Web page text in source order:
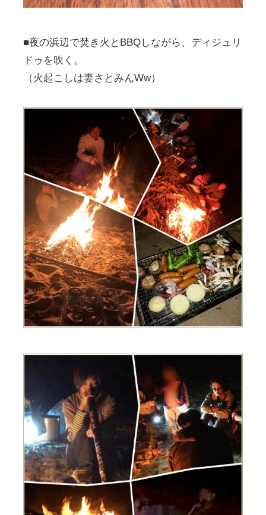
■夜の浜辺で焚き火とBBQしながら、ディジュリ
ドゥを吹く。
（火起こしは妻さとみんWw）